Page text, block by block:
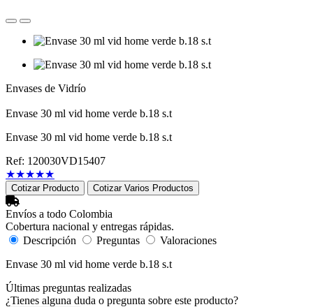
Envases de Vidrío
Envase 30 ml vid home verde b.18 s.t
Envase 30 ml vid home verde b.18 s.t
Ref: 120030VD15407
★★★★★
Cotizar Producto Cotizar Varios Productos
Envíos a todo Colombia
Cobertura nacional y entregas rápidas.
Descripción
Preguntas
Valoraciones
Envase 30 ml vid home verde b.18 s.t
Últimas preguntas realizadas
¿Tienes alguna duda o pregunta sobre este producto?